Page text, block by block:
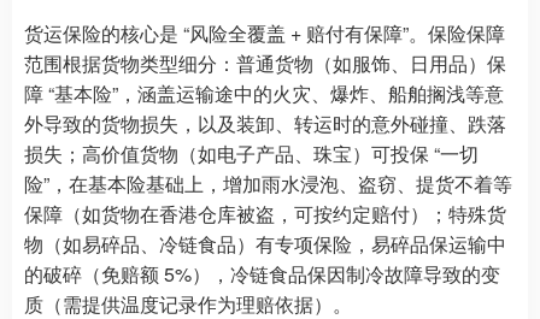
货运保险的核心是 “风险全覆盖 + 赔付有保障”。保险保障
范围根据货物类型细分：普通货物（如服饰、日用品）保
障 “基本险”，涵盖运输途中的火灾、爆炸、船舶搁浅等意
外导致的货物损失，以及装卸、转运时的意外碰撞、跌落
损失；高价值货物（如电子产品、珠宝）可投保 “一切
险”，在基本险基础上，增加雨水浸泡、盗窃、提货不着等
保障（如货物在香港仓库被盗，可按约定赔付）；特殊货
物（如易碎品、冷链食品）有专项保险，易碎品保运输中
的破碎（免赔额 5%），冷链食品保因制冷故障导致的变
质（需提供温度记录作为理赔依据）。